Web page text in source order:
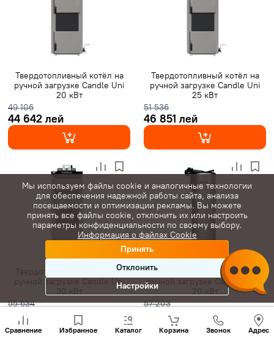
Твердотопливный котёл на
ручной загрузке Candle Uni
20 кВт
49 106
44 642 лей
Твердотопливный котёл на
ручной загрузке Candle Uni
25 кВт
51 536
46 851 лей
Твердотопливный котёл на
ручной загрузке Candle Uni
30 кВт
55 634
50 576 лей
Твердотопливный котёл на
ручной загрузке Candle Time
20 кВт
57 203
52 003 лей
Сравнение Избранное Каталог Корзина Звонок Адрес
нам
+(373)
Мы используем файлы cookie и аналогичные технологии
для обеспечения надежной работы сайта, анализа
посещаемости и оптимизации рекламы. Вы можете
принять все файлы cookie, отклонить их или настроить
параметры конфиденциальности по своему выбору.
Информация о файлах Cookie
Принять
Отклонить
Настройки